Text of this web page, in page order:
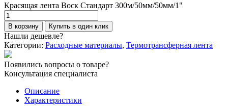
Красящая лента Воск Стандарт 300м/50мм/50мм/1"
Количество
товара
Красящая
лента
Воск
Стандарт
300м/50мм/50мм/1"
В корзину Купить в один клик
Нашли дешевле?
Категории: Расходные материалы, Термотрансферная лента
Появились вопросы о товаре?
Консультация специалиста
Описание
Характеристики